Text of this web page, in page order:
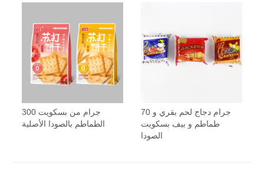
300 جرام من بسكويت
الطماطم بالصودا الأصلية
70 جرام دجاج لحم بقري و
طماطم و بيف بسكويت
الصودا